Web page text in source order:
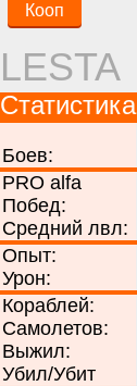
Кооп
LESTA
Статистика
Боев:
PRO alfa
Побед:
Средний лвл:
Опыт:
Урон:
Кораблей:
Самолетов:
Выжил:
Убил/Убит